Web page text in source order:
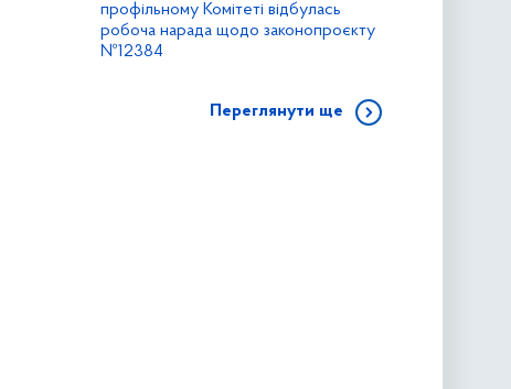
профільному Комітеті відбулась
робоча нарада щодо законопроєкту
№12384
Переглянути ще